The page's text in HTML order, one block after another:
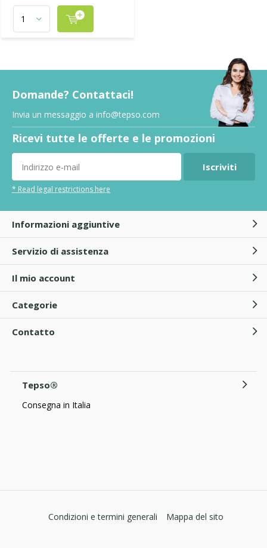
Domande? Contattaci!
Invia un messaggio a info@tepso.com
Ricevi tutte le offerte e le promozioni
Iscriviti
* Read legal restrictions here
Informazioni aggiuntive
Servizio di assistenza
Il mio account
Categorie
Contatto
Tepso®
Consegna in Italia
Condizioni e termini generali Mappa del sito